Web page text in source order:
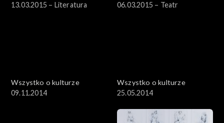
13.03.2015 – Literatura
06.03.2015 – Teatr
Wszystko o kulturze
09.11.2014
Wszystko o kulturze
25.05.2014